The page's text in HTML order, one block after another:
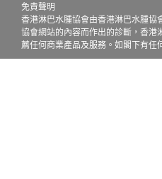
免責聲明
香港淋巴水腫協會由香港淋巴水腫協
協會網站的內容而作出的診斷，香港
薦任何商業產品及服務。如閣下有任